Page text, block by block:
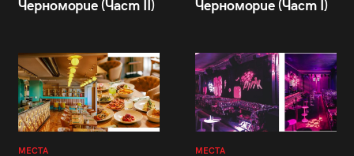
Черноморие (Част II)
Черноморие (Част I)
МЕСТА МЕСТА